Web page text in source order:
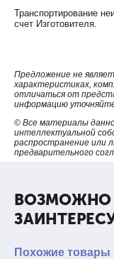
Транспортирование
счет Изготовителя.
Предложение не
характеристиках,
отличаться от
информацию
© Все материалы
интеллектуальной
распространение или
предварительного
ВОЗМОЖНО
Похожие товары